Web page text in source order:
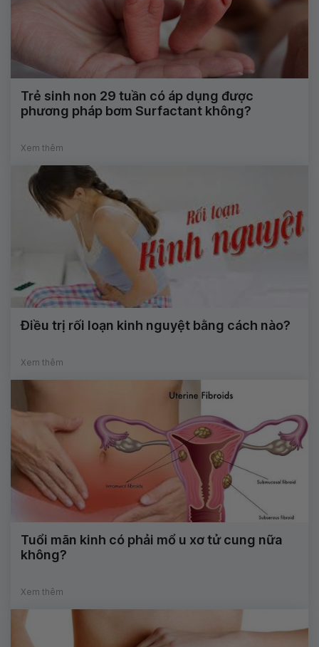
Trẻ sinh non 29 tuần có áp dụng được
phương pháp bơm Surfactant không?
Xem thêm
Điều trị rối loạn kinh nguyệt bằng cách nào?
Xem thêm
Tuổi mãn kinh có phải mổ u xơ tử cung nữa
không?
Xem thêm